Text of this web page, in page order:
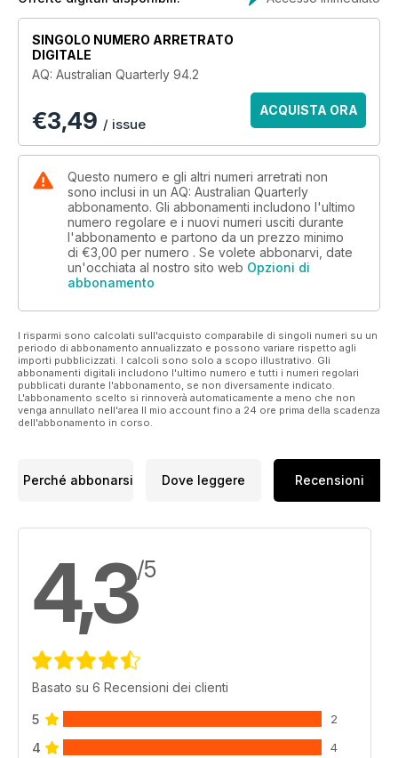
Likewise, emissions reduction has been elevated as the
panacea to climate change, yet stripping the goal of its
political and historical context ultimately puts it closer to
failure. Kate Dooley takes us through the details of COP27.
Similarly, Steve Sharp draws our eyes to the Pacific, to
discuss the structural issues that are undermining current and
future initiatives for a just transition.
No person or problem is an island. If we can master the
synergies at these intersections then we might just meet the
agendas we have set for ourselves.
SINGOLO NUMERO ARRETRATO
DIGITALE
AQ: Australian Quarterly 94.2
€3,49 / issue
ACQUISTA ORA
Questo numero e gli altri numeri arretrati non
sono inclusi in un AQ: Australian Quarterly
abbonamento. Gli abbonamenti includono l'ultimo
numero regolare e i nuovi numeri usciti durante
l'abbonamento e partono da un prezzo minimo
di €3,00 per numero . Se volete abbonarvi, date
un'occhiata al nostro sito web Opzioni di
abbonamento
I risparmi sono calcolati sull'acquisto comparabile di singoli numeri su un
periodo di abbonamento annualizzato e possono variare rispetto agli
importi pubblicizzati. I calcoli sono solo a scopo illustrativo. Gli
abbonamenti digitali includono l'ultimo numero e tutti i numeri regolari
pubblicati durante l'abbonamento, se non diversamente indicato.
L'abbonamento scelto si rinnoverà automaticamente a meno che non
venga annullato nell'area Il mio account fino a 24 ore prima della scadenza
dell'abbonamento in corso.
Perché abbonarsi Dove leggere Recensioni
4,3/5
Basato su 6 Recensioni dei clienti
5 2
4 4